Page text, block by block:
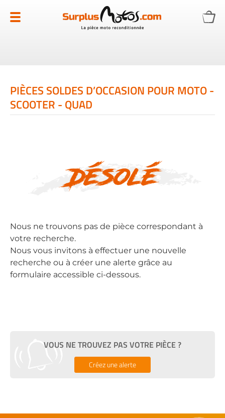
au
contenu
PIÈCES SOLDES D’OCCASION POUR MOTO -
SCOOTER - QUAD
Désolé
Nous ne trouvons pas de pièce correspondant à
votre recherche.
Nous vous invitons à effectuer une nouvelle
recherche ou à créer une alerte grâce au
formulaire accessible ci-dessous.
VOUS NE TROUVEZ PAS VOTRE PIÈCE ?
Créez une alerte